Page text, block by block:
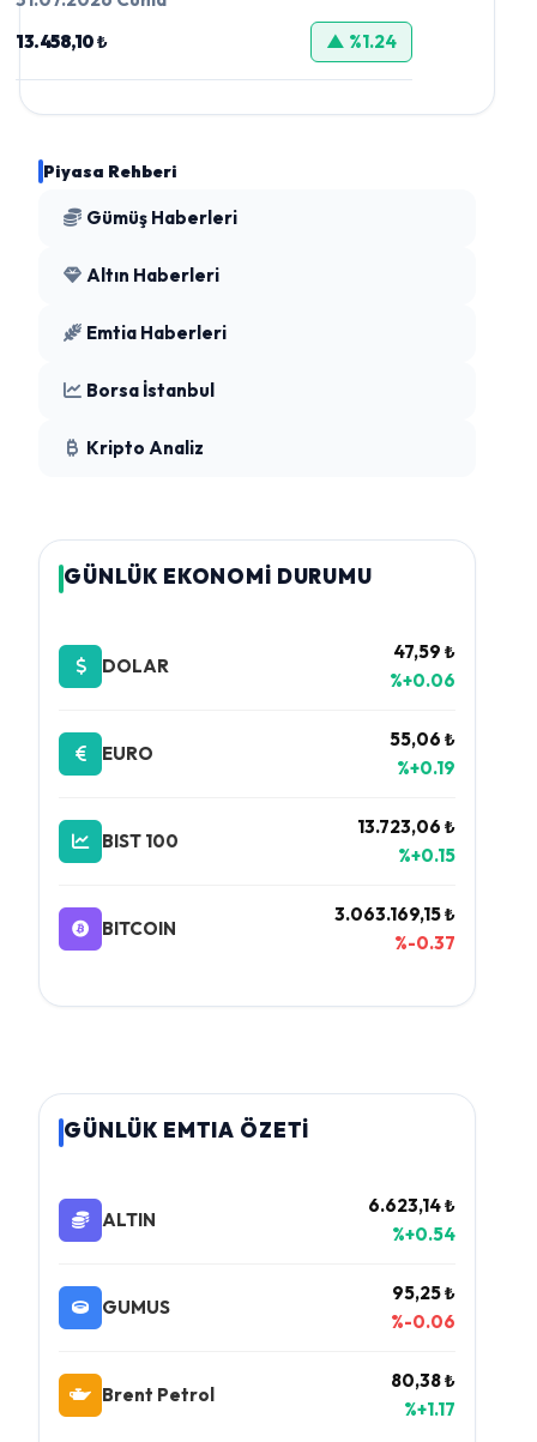
13.458,10 ₺
▲ %1.24
Piyasa Rehberi
Gümüş Haberleri
Altın Haberleri
Emtia Haberleri
Borsa İstanbul
Kripto Analiz
GÜNLÜK EKONOMİ DURUMU
DOLAR
47,59 ₺
%+0.06
EURO
55,06 ₺
%+0.19
BIST 100
13.723,06 ₺
%+0.15
BITCOIN
3.063.169,15 ₺
%-0.37
GÜNLÜK EMTIA ÖZETİ
ALTIN
6.623,14 ₺
%+0.54
GUMUS
95,25 ₺
%-0.06
Brent Petrol
80,38 ₺
%+1.17